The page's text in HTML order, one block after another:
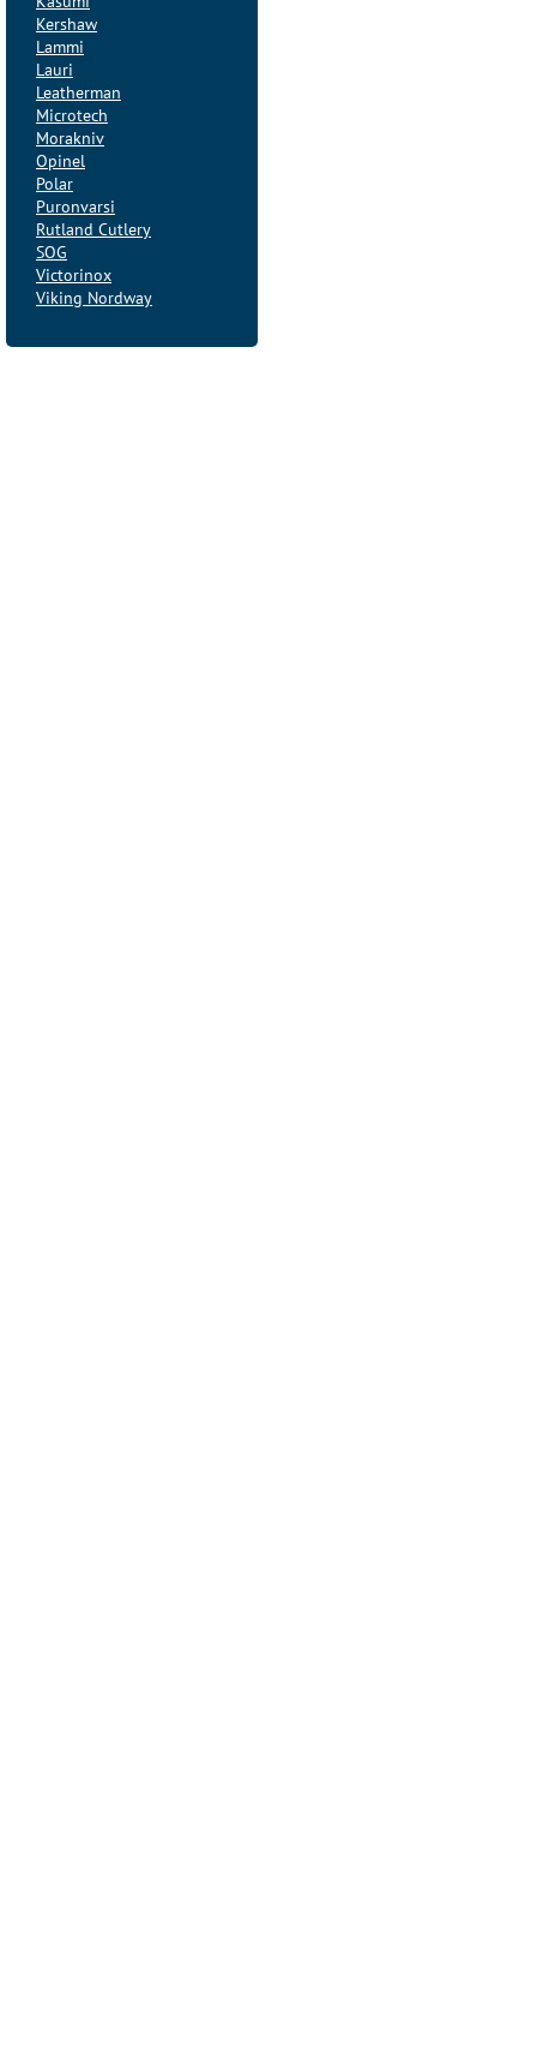
Kershaw
Lammi
Lauri
Leatherman
Microtech
Morakniv
Opinel
Polar
Puronvarsi
Rutland Cutlery
SOG
Victorinox
Viking Nordway